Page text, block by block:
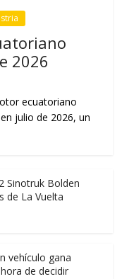
2026
ecuatoriano
julio de 2026, un
Sinotruk Bolden
de La Vuelta
vehículo gana
de decidir